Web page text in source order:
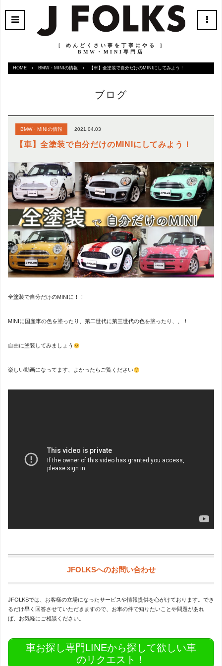
［ めんどくさい事を丁寧にやる ］
BMW・MINI専門店
HOME BMW・MINIの情報 【車】全塗装で自分だけのMINIにしてみよう！
ブログ
BMW・MINIの情報 2021.04.03
【車】全塗装で自分だけのMINIにしてみよう！
全塗装で自分だけのMINIに！！
MINIに国産車の色を塗ったり、第二世代に第三世代の色を塗ったり、、！
自由に塗装してみましょう
楽しい動画になってます、よかったらご覧ください
JFOLKSへのお問い合わせ
JFOLKSでは、お客様の立場になったサービスや情報提供を心がけております。でき
るだけ早く回答させていただきますので、お車の件で知りたいことや問題があれ
ば、お気軽にご相談ください。
車お探し専門LINEから探して欲しい車
のリクエスト！